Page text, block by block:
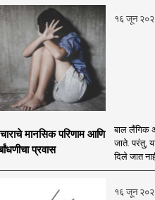
१६ जून
मानसिक परिणाम आणि
प्रवास
बाल लैंगिक
जाते. परंतु,
दिले जात
१६ जून